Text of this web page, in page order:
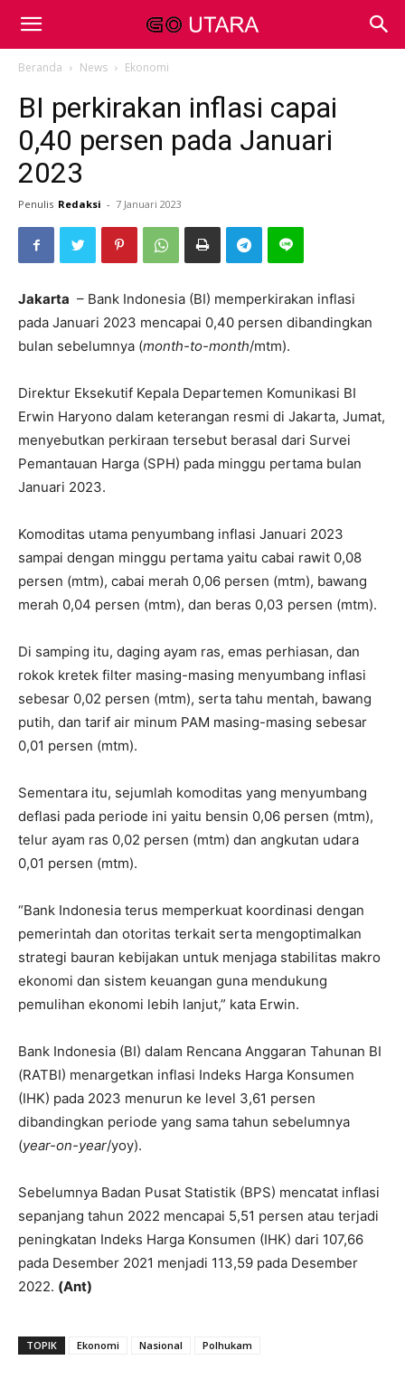
Beranda News Ekonomi
BI perkirakan inflasi capai
0,40 persen pada Januari
2023
Penulis Redaksi - 7 Januari 2023
Jakarta – Bank Indonesia (BI) memperkirakan inflasi
pada Januari 2023 mencapai 0,40 persen dibandingkan
bulan sebelumnya (month-to-month/mtm).
Direktur Eksekutif Kepala Departemen Komunikasi BI
Erwin Haryono dalam keterangan resmi di Jakarta, Jumat,
menyebutkan perkiraan tersebut berasal dari Survei
Pemantauan Harga (SPH) pada minggu pertama bulan
Januari 2023.
​​Komoditas utama penyumbang inflasi Januari 2023
sampai dengan minggu pertama yaitu cabai rawit 0,08
persen (mtm), cabai merah 0,06 persen (mtm), bawang
merah 0,04 persen (mtm), dan beras 0,03 persen (mtm).
Di samping itu, daging ayam ras, emas perhiasan, dan
rokok kretek filter masing-masing menyumbang inflasi
sebesar 0,02 persen (mtm), serta tahu mentah, bawang
putih, dan tarif air minum PAM masing-masing sebesar
0,01 persen (mtm).
Sementara itu, sejumlah komoditas yang menyumbang
deflasi pada periode ini yaitu bensin 0,06 persen (mtm),
telur ayam ras 0,02 persen (mtm) dan angkutan udara
0,01 persen (mtm).
“Bank Indonesia terus memperkuat koordinasi dengan
pemerintah dan otoritas terkait serta mengoptimalkan
strategi bauran kebijakan untuk menjaga stabilitas makro
ekonomi dan sistem keuangan guna mendukung
pemulihan ekonomi lebih lanjut,” kata Erwin.
Bank Indonesia (BI) dalam Rencana Anggaran Tahunan BI
(RATBI) menargetkan inflasi Indeks Harga Konsumen
(IHK) pada 2023 menurun ke level 3,61 persen
dibandingkan periode yang sama tahun sebelumnya
(year-on-year/yoy).
Sebelumnya Badan Pusat Statistik (BPS) mencatat inflasi
sepanjang tahun 2022 mencapai 5,51 persen atau terjadi
peningkatan Indeks Harga Konsumen (IHK) dari 107,66
pada Desember 2021 menjadi 113,59 pada Desember
2022. (Ant)
TOPIK Ekonomi Nasional Polhukam